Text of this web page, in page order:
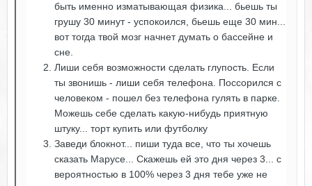
быть именно изматывающая физика... бьешь ты
грушу 30 минут - успокоился, бьешь еще 30 мин...
вот тогда твой мозг начнет думать о бассейне и
сне.
Лиши себя возможности сделать глупость. Если
ты звонишь - лиши себя телефона. Поссорился с
человеком - пошел без телефона гулять в парке.
Можешь себе сделать какую-нибудь приятную
штуку... торт купить или футболку
Заведи блокнот... пиши туда все, что ты хочешь
сказать Марусе... Скажешь ей это дня через 3... с
вероятностью в 100% через 3 дня тебе уже не